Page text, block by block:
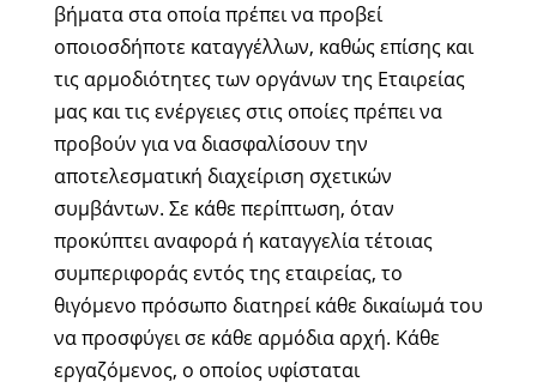
βήματα στα οποία πρέπει να προβεί
οποιοσδήποτε καταγγέλλων, καθώς επίσης και
τις αρμοδιότητες των οργάνων της Εταιρείας
μας και τις ενέργειες στις οποίες πρέπει να
προβούν για να διασφαλίσουν την
αποτελεσματική διαχείριση σχετικών
συμβάντων. Σε κάθε περίπτωση, όταν
προκύπτει αναφορά ή καταγγελία τέτοιας
συμπεριφοράς εντός της εταιρείας, το
θιγόμενο πρόσωπο διατηρεί κάθε δικαίωμά του
να προσφύγει σε κάθε αρμόδια αρχή. Κάθε
εργαζόμενος, ο οποίος υφίσταται